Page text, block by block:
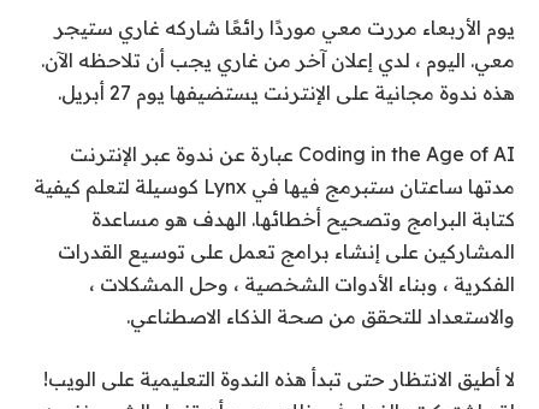
يوم الأربعاء مررت معي موردًا رائعًا شاركه غاري ستيجر
معي. اليوم ، لدي إعلان آخر من غاري يجب أن تلاحظه الآن.
هذه ندوة مجانية على الإنترنت يستضيفها يوم 27 أبريل.
Coding in the Age of AI عبارة عن ندوة عبر الإنترنت
مدتها ساعتان ستبرمج فيها في Lynx كوسيلة لتعلم كيفية
كتابة البرامج وتصحيح أخطائها. الهدف هو مساعدة
المشاركين على إنشاء برامج تعمل على توسيع القدرات
الفكرية ، وبناء الأدوات الشخصية ، وحل المشكلات ،
والاستعداد للتحقق من صحة الذكاء الاصطناعي.
لا أطيق الانتظار حتى تبدأ هذه الندوة التعليمية على الويب!